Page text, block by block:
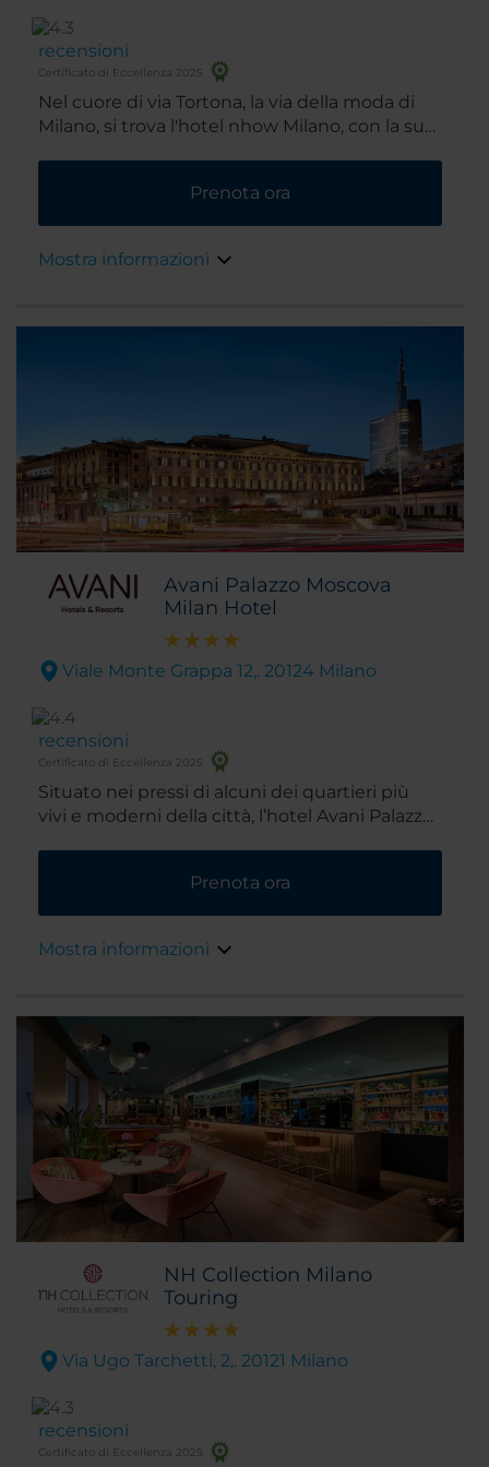
recensioni
Certificato di Eccellenza 2025
Nel cuore di via Tortona, la via della moda di
Milano, si trova l'hotel nhow Milano, con la sua
ciò che ha da offrire il quartiere del design.
Prenota ora
Mostra informazioni
Avani Palazzo Moscova
Milan Hotel
Viale Monte Grappa 12,. 20124 Milano
recensioni
Certificato di Eccellenza 2025
Situato nei pressi di alcuni dei quartieri più
vivi e moderni della città, l’hotel Avani Palazzo
viaggiatore d’affari che per il turista, con
ristoranti e negozi a poca distanza. Questo
stazioni ferroviarie e della metropolitana,
Prenota ora
Mostra informazioni
NH Collection Milano
Touring
Via Ugo Tarchetti, 2,. 20121 Milano
recensioni
Certificato di Eccellenza 2025